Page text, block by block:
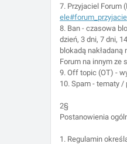
7. Przyjaciel Forum
8. Ban - czasowa
dzień, 3 dni, 7 dni,
blokadą
Forum na innym ze
9. Off topic (OT) -
10. Spam - tematy
2§
Postanowienia
1. Regulamin